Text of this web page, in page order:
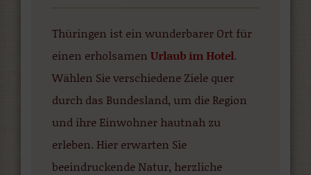
Thüringen ist ein wunderbarer Ort für
einen erholsamen Urlaub im Hotel.
Wählen Sie verschiedene Ziele quer
durch das Bundesland, um die Region
und ihre Einwohner hautnah zu
erleben. Hier erwarten Sie
beeindruckende Natur, herzliche